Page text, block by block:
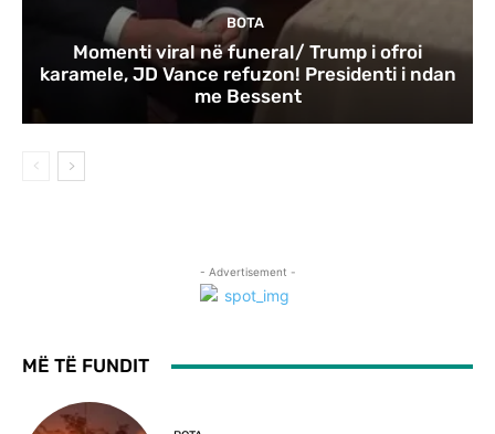
BOTA
Momenti viral në funeral/ Trump i ofroi
karamele, JD Vance refuzon! Presidenti i ndan
me Bessent
- Advertisement -
MË TË FUNDIT